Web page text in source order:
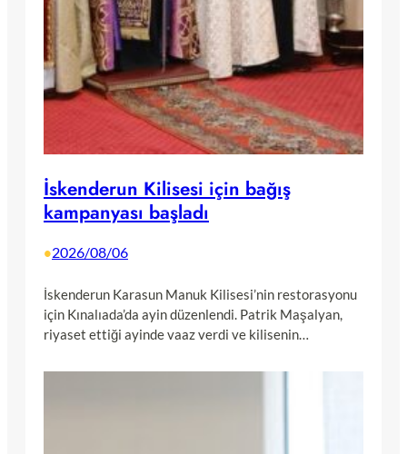
İskenderun Kilisesi için bağış
kampanyası başladı
•2026/08/06
İskenderun Karasun Manuk Kilisesi’nin restorasyonu
için Kınalıada’da ayin düzenlendi. Patrik Maşalyan,
riyaset ettiği ayinde vaaz verdi ve kilisenin…